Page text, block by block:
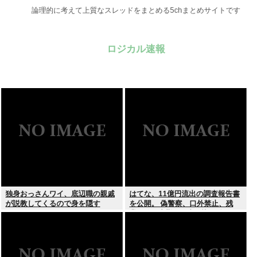
論理的に考えて上質なスレッドをまとめる5chまとめサイトです
ロジカル速報
独身おっさんワイ、底辺職の親戚
が説教してくるので身を隠す
はてな、11億円流出の調査報告書
を公開。 偽警察、口外禁止、残
業・休日出勤200時間越、孤